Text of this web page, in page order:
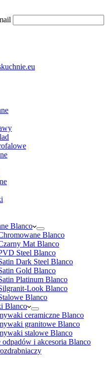
Blanco
Blanco
Mat Blanco
Steel Blanco
Dark Steel Blanco
Gold Blanco
Platinum Blanco
Look Blanco
Blanco
Blanco
ceramiczne Blanco
granitowe Blanco
stalowe Blanco
odpadów i akcesoria Blanco